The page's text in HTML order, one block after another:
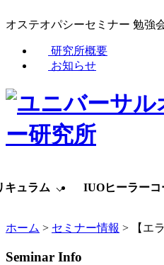
オステオパシーセミナー 勉強
研究所概要
お知らせ
キュラム IUOヒーラーコ
ホーム > セミナー情報 > 【エ
Seminar Info